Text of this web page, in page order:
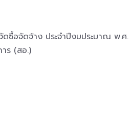
จัดซื้อจัดจ้าง ประจำปีงบประมาณ
ร (สอ.)